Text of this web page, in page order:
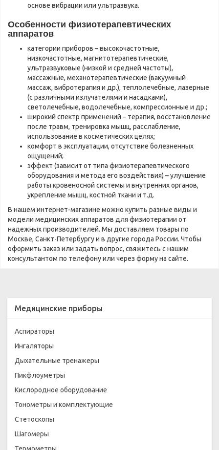
основе вибрации или ультразвука.
Особенности физиотерапевтических
аппаратов
категории приборов – высокочастотные,
низкочастотные, магнитотерапевтические,
ультразвуковые (низкой и средней частоты),
массажные, механотерапевтические (вакуумный
массаж, вибротерапия и др.), теплолечебные, лазерные
(с различными излучателями и насадками),
светолечебные, водолечебные, компрессионные и др.;
широкий спектр применений – терапия, восстановление
после травм, тренировка мышц, расслабление,
использование в косметических целях;
комфорт в эксплуатации, отсутствие болезненных
ощущений;
эффект (зависит от типа физиотерапевтического
оборудования и метода его воздействия) – улучшение
работы кровеносной системы и внутренних органов,
укрепление мышц, костной ткани и т.д.
В нашем интернет-магазине можно купить разные виды и
модели медицинских аппаратов для физиотерапии от
надежных производителей. Мы доставляем товары по
Москве, Санкт-Петербургу и в другие города России. Чтобы
оформить заказ или задать вопрос, свяжитесь с нашим
консультантом по телефону или через форму на сайте.
Медицинские приборы
Аспираторы
Ингаляторы
Дыхательные тренажеры
Пикфлоуметры
Кислородное оборудование
Тонометры и комплектующие
Стетоскопы
Шагомеры